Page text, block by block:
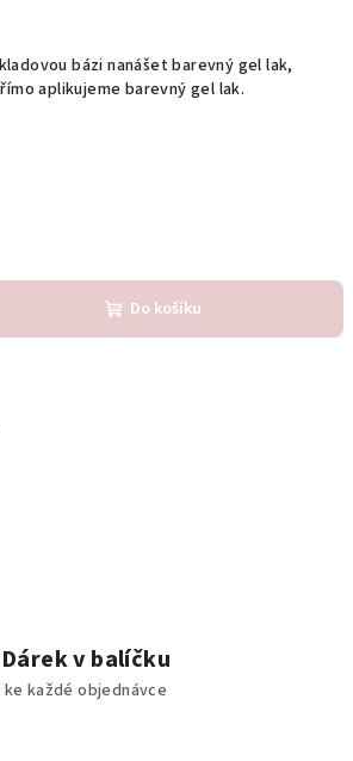
bázi nanášet barevný gel lak,
aplikujeme barevný gel lak.
Do košíku
Dárek v balíčku
ke každé objednávce